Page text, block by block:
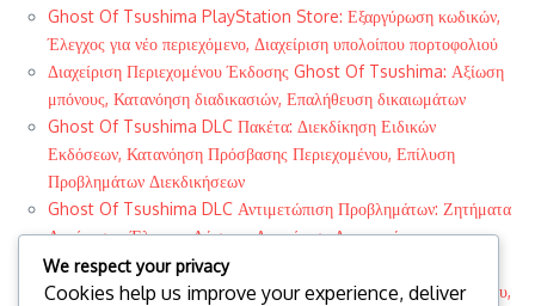
Ghost Of Tsushima PlayStation Store: Εξαργύρωση κωδικών,
Έλεγχος για νέο περιεχόμενο, Διαχείριση υπολοίπου πορτοφολιού
Διαχείριση Περιεχομένου Έκδοσης Ghost Of Tsushima: Αξίωση
μπόνους, Κατανόηση διαδικασιών, Επαλήθευση δικαιωμάτων
Ghost Of Tsushima DLC Πακέτα: Διεκδίκηση Ειδικών
Εκδόσεων, Κατανόηση Πρόσβασης Περιεχομένου, Επίλυση
Προβλημάτων Διεκδικήσεων
Ghost Of Tsushima DLC Αντιμετώπιση Προβλημάτων: Ζητήματα
Απαίτησης, Έλεγχος Λύσεων, Διαχείριση Δικαιωμάτων
Ghost Of Tsushima DLC Χαρακτηριστικά: Διεκδίκηση
Αποκλειστικών Αντικειμένων, Κατανόηση Διαφορών Περιεχομένου,
We respect your privacy
Cookies help us improve your experience, deliver